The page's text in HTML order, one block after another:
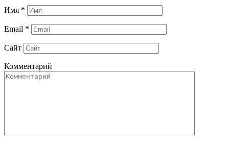
Имя *
Email *
Сайт
Комментарий